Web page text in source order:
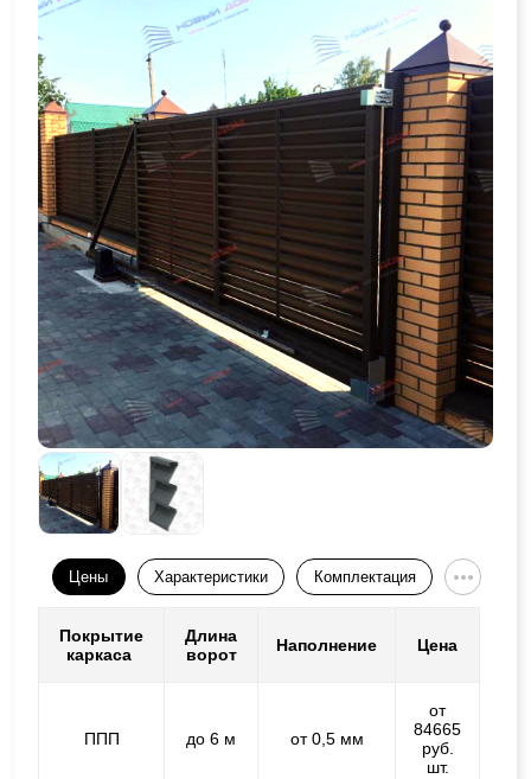
Цены Характеристики Комплектация
Покрытие
каркаса
Длина
ворот
Наполнение Цена
ППП до 6 м от 0,5 мм
от
84665
руб.
шт.